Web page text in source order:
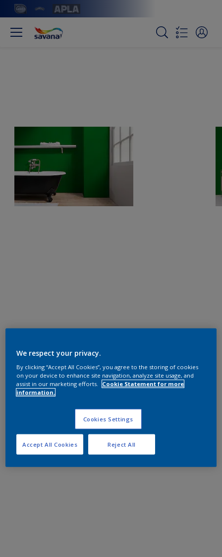
We respect your privacy.
By clicking “Accept All Cookies”, you agree to the storing of cookies
on your device to enhance site navigation, analyze site usage, and
assist in our marketing efforts.
Cookie Statement for more
information.
Cookies Settings
Reject All
Accept All Cookies